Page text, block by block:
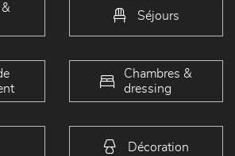
Séjours
Chambres &
dressing
Décoration